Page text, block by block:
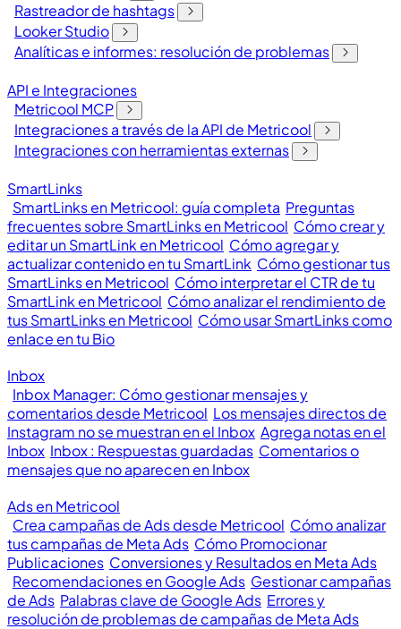
Rastreador de hashtags
Looker Studio
Analíticas e informes: resolución de problemas
API e Integraciones
Metricool MCP
Integraciones a través de la API de Metricool
Integraciones con herramientas externas
SmartLinks
SmartLinks en Metricool: guía completa Preguntas
frecuentes sobre SmartLinks en Metricool Cómo crear y
editar un SmartLink en Metricool Cómo agregar y
actualizar contenido en tu SmartLink Cómo gestionar tus
SmartLinks en Metricool Cómo interpretar el CTR de tu
SmartLink en Metricool Cómo analizar el rendimiento de
tus SmartLinks en Metricool Cómo usar SmartLinks como
enlace en tu Bio
Inbox
Inbox Manager: Cómo gestionar mensajes y
comentarios desde Metricool Los mensajes directos de
Instagram no se muestran en el Inbox Agrega notas en el
Inbox Inbox : Respuestas guardadas Comentarios o
mensajes que no aparecen en Inbox
Ads en Metricool
Crea campañas de Ads desde Metricool Cómo analizar
tus campañas de Meta Ads Cómo Promocionar
Publicaciones Conversiones y Resultados en Meta Ads
Recomendaciones en Google Ads Gestionar campañas
de Ads Palabras clave de Google Ads Errores y
resolución de problemas de campañas de Meta Ads